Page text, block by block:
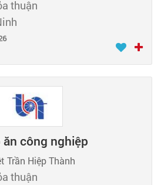
thuận
công nghiệp
Trần Hiệp Thành
thuận